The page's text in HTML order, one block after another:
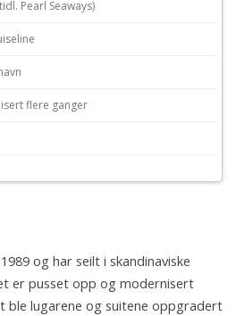
Pearl Seaways)
flere ganger
og har seilt i skandinaviske
er pusset opp og modernisert
ble lugarene og suitene oppgradert